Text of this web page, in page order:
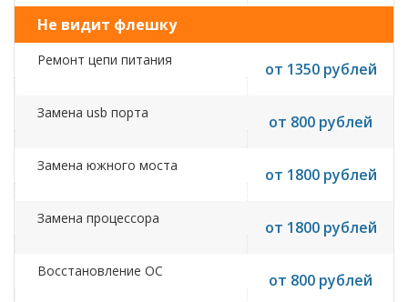
Не видит флешку
Ремонт цепи питания от 1350 рублей
Замена usb порта от 800 рублей
Замена южного моста от 1800 рублей
Замена процессора от 1800 рублей
Восстановление ОС от 800 рублей